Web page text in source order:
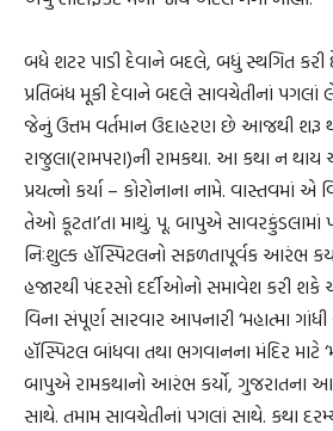
બધે શટર પાડી દેવાને બદલે, બધું સ્થગિત
પ્રતિબંધ મૂકી દેવાને બદલે સાવચેતીનાં પગલાં
જેનું ઉત્તમ વર્તમાન ઉદાહરણ છે આજથી શરૂ
રાજુલા(રામપરા)ની રામકથા. આ કથા ન થાય
પ્રયત્નો કર્યા – કોરોનાના નામે. વાસ્તવમાં
તેઓ કૂટતા’તા માથું. પૂ. બાપુએ સાવરકુંડલામાં
નિઃશુલ્ક હૉસ્પિટલનો સફળતાપૂર્વક આરંભ
હજારથી પંદરસો દર્દીઓનો સમાવેશ કરી
વિના સંપૂર્ણ સારવાર આપનારી ‘મહાત્મા
હૉસ્પિટલ બાંધવા તથા ભગવાનના મંદિર માટે
બાપુએ રામકથાનો આરંભ કર્યો, ગુજરાતના
સાથે. તમામ સાવચેતીનાં પગલાં સાથે. કથા